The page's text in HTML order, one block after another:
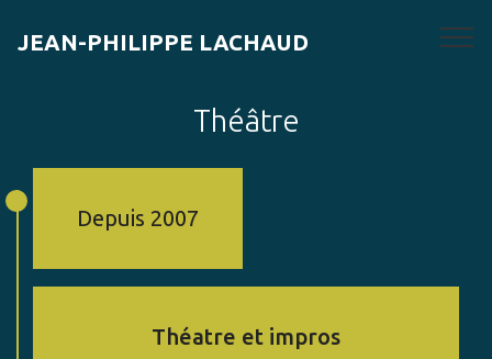
JEAN-PHILIPPE LACHAUD
Théâtre
Depuis 2007
Théatre et impros